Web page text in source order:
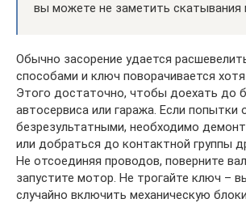
вы можете не заметить скатывания
Обычно засорение удается
способами и ключ поворачивается
Этого достаточно, чтобы доехать до
автосервиса или гаража. Если попытки
безрезультатными, необходимо
или добраться до контактной группы
Не отсоединяя проводов, поверните
запустите мотор. Не трогайте ключ –
случайно включить механическую